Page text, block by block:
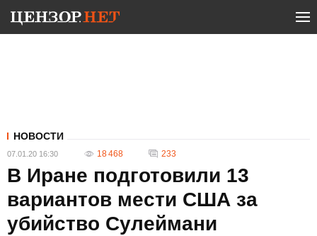
НОВОСТИ
07.01.20 16:30 18 468 233
В Иране подготовили 13
вариантов мести США за
убийство Сулеймани